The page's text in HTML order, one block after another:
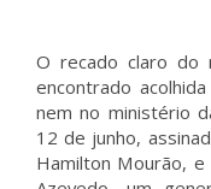
O recado claro do
encontrado
nem no ministério
12 de junho,
Hamilton Mourão,